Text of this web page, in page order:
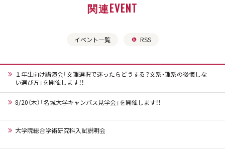
関連EVENT
イベント一覧 RSS
１年生向け講演会「文理選択で迷ったらどうする？文系・理系の後悔しな
い選び方」を開催します！！
8/20（木）「名城大学キャンパス見学会」を開催します！！
大学院総合学術研究科入試説明会